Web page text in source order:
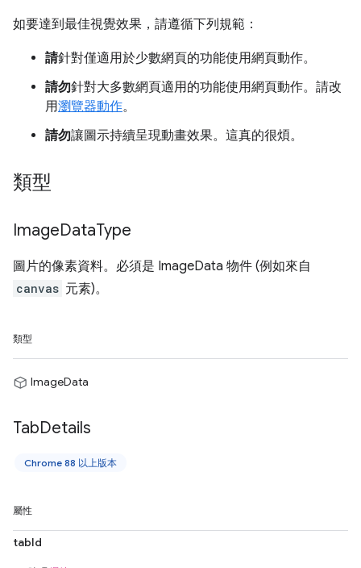
如要達到最佳視覺效果，請遵循下列規範：
請針對僅適用於少數網頁的功能使用網頁動作。
請勿針對大多數網頁適用的功能使用網頁動作。請改
用瀏覽器動作。
請勿讓圖示持續呈現動畫效果。這真的很煩。
類型
ImageDataType
圖片的像素資料。必須是 ImageData 物件 (例如來自
canvas 元素)。
類型
ImageData
TabDetails
Chrome 88 以上版本
屬性
tabId